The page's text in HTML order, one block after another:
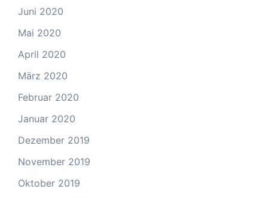
Juni 2020
Mai 2020
April 2020
März 2020
Februar 2020
Januar 2020
Dezember 2019
November 2019
Oktober 2019